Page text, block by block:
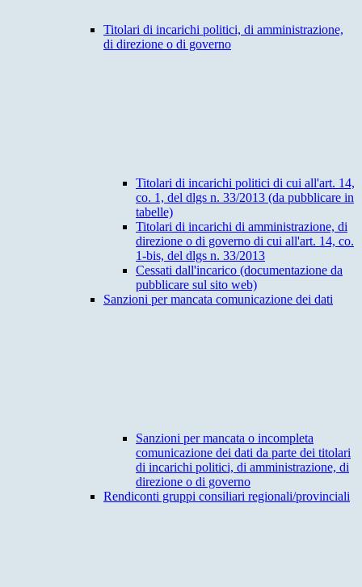
Titolari di incarichi politici, di amministrazione,
di direzione o di governo
Titolari di incarichi politici di cui all'art. 14,
co. 1, del dlgs n. 33/2013 (da pubblicare in
tabelle)
Titolari di incarichi di amministrazione, di
direzione o di governo di cui all'art. 14, co.
1-bis, del dlgs n. 33/2013
Cessati dall'incarico (documentazione da
pubblicare sul sito web)
Sanzioni per mancata comunicazione dei dati
Sanzioni per mancata o incompleta
comunicazione dei dati da parte dei titolari
di incarichi politici, di amministrazione, di
direzione o di governo
Rendiconti gruppi consiliari regionali/provinciali